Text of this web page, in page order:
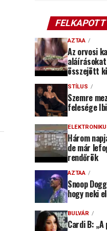
FELKAPOTT
AZTAA
Az orvosi
összejött
STÍLUS
Szemre
felesége
Három
de már
rendőrök
AZTAA
Snoop
hogy neki
BULVÁR
Cardi B: